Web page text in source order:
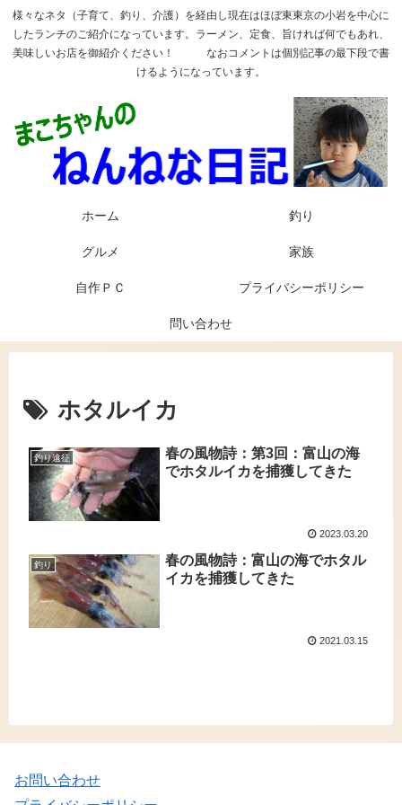
様々なネタ（子育て、釣り、介護）を経由し現在はほぼ東東京の小岩を中心に
したランチのご紹介になっています。ラーメン、定食、旨ければ何でもあれ、
美味しいお店を御紹介ください！ なおコメントは個別記事の最下段で書
けるようになっています。
ホーム 釣り
グルメ 家族
自作ＰＣ プライバシーポリシー
問い合わせ
ホタルイカ
釣り遠征
春の風物詩：第3回：富山の海
でホタルイカを捕獲してきた
2023.03.20
釣り
春の風物詩：富山の海でホタル
イカを捕獲してきた
2021.03.15
お問い合わせ